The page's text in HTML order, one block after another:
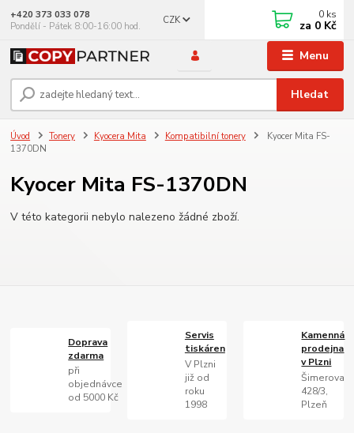
Menu
CZK
Hledat
+420 373 033 078
Pondělí - Pátek 8:00-16:00 hod.
0 ks
za 0 Kč
Úvod Tonery Kyocera Mita Kompatibilní tonery
Kyocer Mita FS-
1370DN
Kyocer Mita FS-1370DN
V této kategorii nebylo nalezeno žádné zboží.
Doprava
zdarma
při
objednávce
od 5000 Kč
Servis
tiskáren
V Plzni
již od
roku
1998
Kamenná
prodejna
v Plzni
Šimerova
428/3,
Plzeň